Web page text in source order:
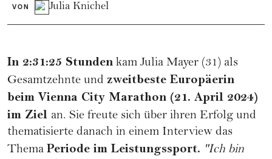
VON Julia Knichel
In 2:31:25 Stunden kam Julia Mayer (31) als
Gesamtzehnte und zweitbeste Europäerin
beim Vienna City Marathon (21. April 2024)
im Ziel an. Sie freute sich über ihren Erfolg und
thematisierte danach in einem Interview das
Thema Periode im Leistungssport. "Ich bin